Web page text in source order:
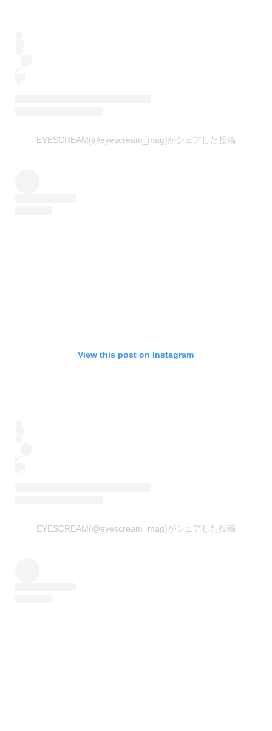
EYESCREAM(@eyescream_mag)がシェアした投稿
View this post on Instagram
EYESCREAM(@eyescream_mag)がシェアした投稿